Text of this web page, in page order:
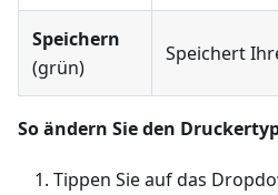
Speichern
(grün)
Speichert
So ändern Sie den
Tippen Sie auf das